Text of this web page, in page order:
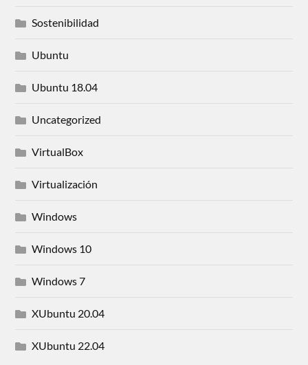
Sostenibilidad
Ubuntu
Ubuntu 18.04
Uncategorized
VirtualBox
Virtualización
Windows
Windows 10
Windows 7
XUbuntu 20.04
XUbuntu 22.04